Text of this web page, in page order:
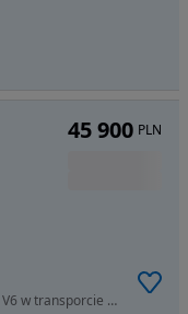
3605 cm3 • 284 KM • UNLIMITED SPORT 3.6L V6 w transporcie do Polski
45 900 PLN